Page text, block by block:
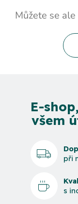
Můžete se
E-
všem
při
s